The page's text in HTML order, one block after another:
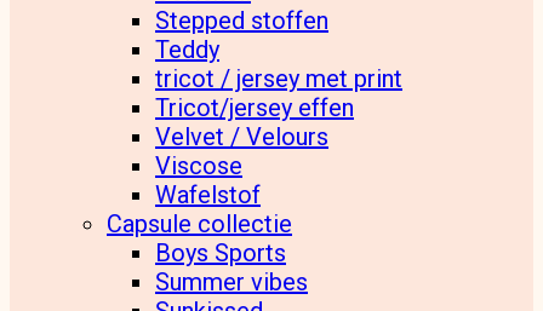
Stepped stoffen
Teddy
tricot / jersey met print
Tricot/jersey effen
Velvet / Velours
Viscose
Wafelstof
Capsule collectie
Boys Sports
Summer vibes